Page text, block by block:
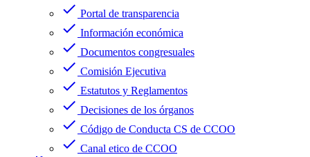
check Portal de transparencia
check Información económica
check Documentos congresuales
check Comisión Ejecutiva
check Estatutos y Reglamentos
check Decisiones de los órganos
check Código de Conducta CS de CCOO
check Canal etico de CCOO